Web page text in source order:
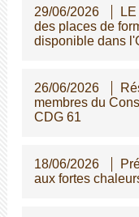
29/06/2026
des places de
disponible dans
26/06/2026
membres du
CDG 61
18/06/2026
aux fortes